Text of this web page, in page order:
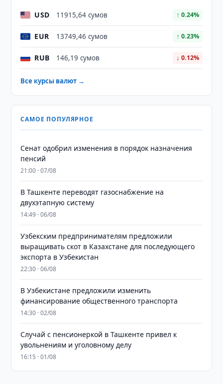
USD 11915,64 сумов ↑ 0.24%
EUR 13749,46 сумов ↑ 0.23%
RUB 146,19 сумов ↓ 0.12%
Все курсы валют →
САМОЕ ПОПУЛЯРНОЕ
Сенат одобрил изменения в порядок назначения
пенсий
21:00 · 07/08
В Ташкенте переводят газоснабжение на
двухэтапную систему
14:49 · 06/08
Узбекским предпринимателям предложили
выращивать скот в Казахстане для последующего
экспорта в Узбекистан
22:30 · 06/08
В Узбекистане предложили изменить
финансирование общественного транспорта
14:30 · 02/08
Случай с пенсионеркой в Ташкенте привел к
увольнениям и уголовному делу
16:15 · 01/08